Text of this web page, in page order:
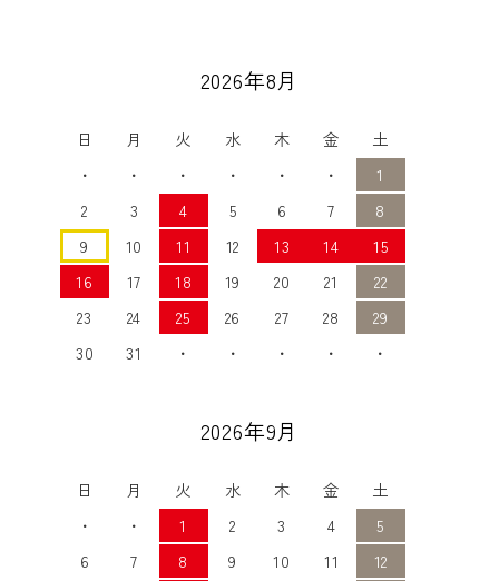
2026年8月
日 月 火 水 木 金
土
・
・ ・ ・ ・ ・
1
2
3 4 5 6 7
8
9
10 11 12 13 14
15
16
17 18 19 20 21
22
23
24 25 26 27 28
29
30
31 ・ ・ ・ ・ ・
2026年9月
日 月 火 水 木 金
土
・
・ 1 2 3 4
5
6
7 8 9 10 11
12